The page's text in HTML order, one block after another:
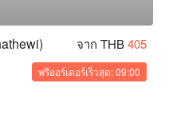
จาก THB405
พรีออร์เดอร์เร็วสุด: 09:00